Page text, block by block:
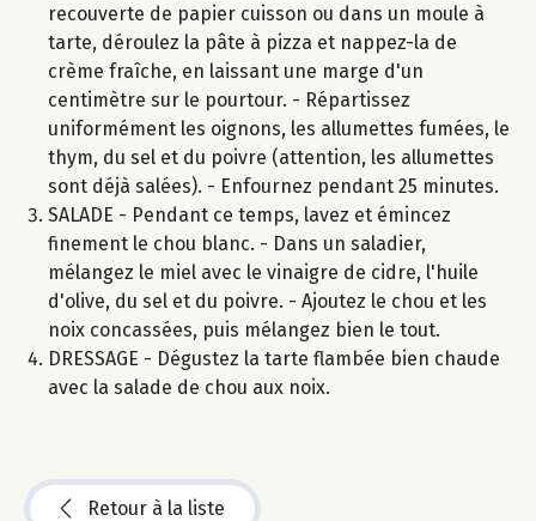
recouverte de papier cuisson ou dans un moule à
tarte, déroulez la pâte à pizza et nappez-la de
crème fraîche, en laissant une marge d'un
centimètre sur le pourtour. - Répartissez
uniformément les oignons, les allumettes fumées, le
thym, du sel et du poivre (attention, les allumettes
sont déjà salées). - Enfournez pendant 25 minutes.
SALADE - Pendant ce temps, lavez et émincez
finement le chou blanc. - Dans un saladier,
mélangez le miel avec le vinaigre de cidre, l'huile
d'olive, du sel et du poivre. - Ajoutez le chou et les
noix concassées, puis mélangez bien le tout.
DRESSAGE - Dégustez la tarte flambée bien chaude
avec la salade de chou aux noix.
Retour à la liste